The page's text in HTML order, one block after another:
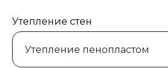
Утепление стен